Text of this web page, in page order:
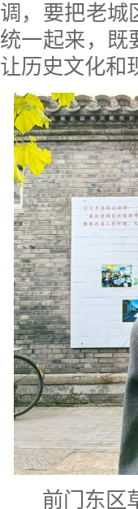
调，要把老城
统一起来，既
让历史文化和
前门东区